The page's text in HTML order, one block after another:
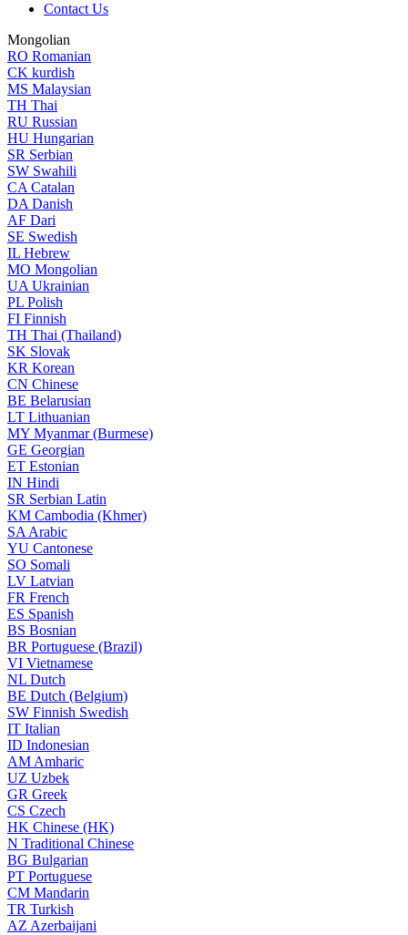
Contact Us
Mongolian
RO Romanian
CK kurdish
MS Malaysian
TH Thai
RU Russian
HU Hungarian
SR Serbian
SW Swahili
CA Catalan
DA Danish
AF Dari
SE Swedish
IL Hebrew
MO Mongolian
UA Ukrainian
PL Polish
FI Finnish
TH Thai (Thailand)
SK Slovak
KR Korean
CN Chinese
BE Belarusian
LT Lithuanian
MY Myanmar (Burmese)
GE Georgian
ET Estonian
IN Hindi
SR Serbian Latin
KM Cambodia (Khmer)
SA Arabic
YU Cantonese
SO Somali
LV Latvian
FR French
ES Spanish
BS Bosnian
BR Portuguese (Brazil)
VI Vietnamese
NL Dutch
BE Dutch (Belgium)
SW Finnish Swedish
IT Italian
ID Indonesian
AM Amharic
UZ Uzbek
GR Greek
CS Czech
HK Chinese (HK)
N Traditional Chinese
BG Bulgarian
PT Portuguese
CM Mandarin
TR Turkish
AZ Azerbaijani